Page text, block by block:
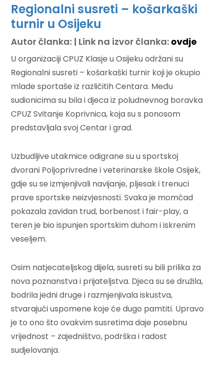
Regionalni susreti – košarkaški
turnir u Osijeku
Autor članka: | Link na izvor članka: ovdje
U organizaciji CPUZ Klasje u Osijeku održani su
Regionalni susreti – košarkaški turnir koji je okupio
mlade sportaše iz različitih Centara. Među
sudionicima su bila i djeca iz poludnevnog boravka
CPUZ Svitanje Koprivnica, koja su s ponosom
predstavljala svoj Centar i grad.
Uzbudljive utakmice odigrane su u sportskoj
dvorani Poljoprivredne i veterinarske škole Osijek,
gdje su se izmjenjivali navijanje, pljesak i trenuci
prave sportske neizvjesnosti. Svaka je momčad
pokazala zavidan trud, borbenost i fair-play, a
teren je bio ispunjen sportskim duhom i iskrenim
veseljem.
Osim natjecateljskog dijela, susreti su bili prilika za
nova poznanstva i prijateljstva. Djeca su se družila,
bodrila jedni druge i razmjenjivala iskustva,
stvarajući uspomene koje će dugo pamtiti. Upravo
je to ono što ovakvim susretima daje posebnu
vrijednost – zajedništvo, podrška i radost
sudjelovanja.